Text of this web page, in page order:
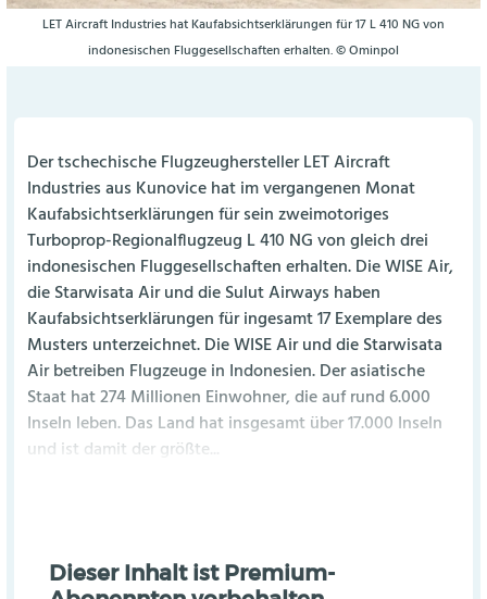
LET Aircraft Industries hat Kaufabsichtserklärungen für 17 L 410 NG von
indonesischen Fluggesellschaften erhalten. © Ominpol
Der tschechische Flugzeughersteller LET Aircraft
Industries aus Kunovice hat im vergangenen Monat
Kaufabsichtserklärungen für sein zweimotoriges
Turboprop-Regionalflugzeug L 410 NG von gleich drei
indonesischen Fluggesellschaften erhalten. Die WISE Air,
die Starwisata Air und die Sulut Airways haben
Kaufabsichtserklärungen für ingesamt 17 Exemplare des
Musters unterzeichnet. Die WISE Air und die Starwisata
Air betreiben Flugzeuge in Indonesien. Der asiatische
Staat hat 274 Millionen Einwohner, die auf rund 6.000
Inseln leben. Das Land hat insgesamt über 17.000 Inseln
und ist damit der größte...
Dieser Inhalt ist Premium-